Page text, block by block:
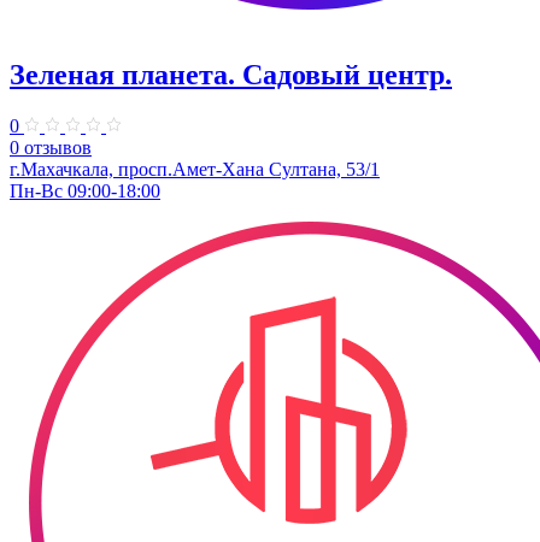
Зеленая планета. Садовый центр.
0
0 отзывов
г.Махачкала, просп.Амет-Хана Султана, 53/1
Пн-Вс 09:00-18:00